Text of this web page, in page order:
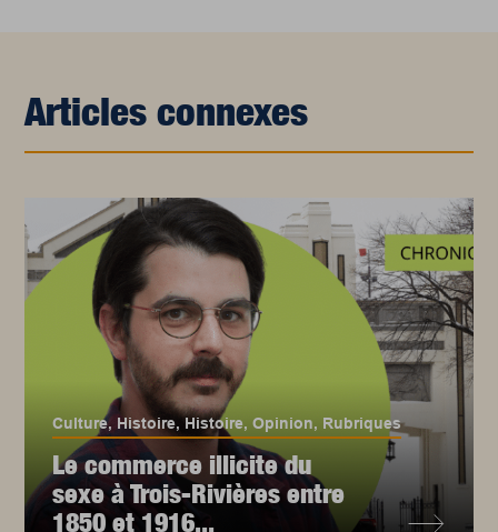
Articles connexes
Culture, Histoire,Histoire,Opinion, Rubriques
Le commerce illicite du
sexe à Trois-Rivières entre
1850 et 1916...